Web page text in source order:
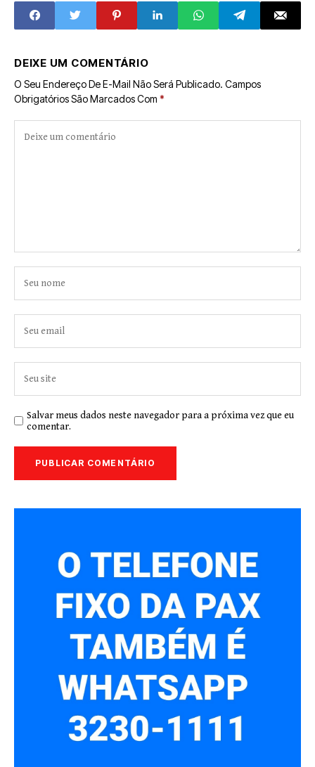
Jaguapiru e
Bororó.
no Rio Correntes
DEIXE UM COMENTÁRIO
O Seu Endereço De E-Mail Não Será Publicado. Campos
Obrigatórios São Marcados Com *
Salvar meus dados neste navegador para a próxima vez que eu
comentar.